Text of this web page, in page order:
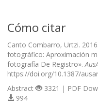
Cómo citar
Canto Combarro, Urtzi.
fotográfico: Aproximación
fotografía De Registro».
https://doi.org/10.1387/
Abstract
3321 | PDF
994